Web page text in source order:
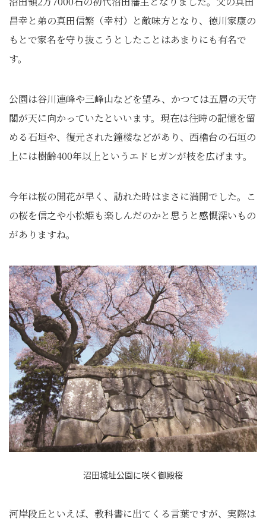
昌幸と弟の真田信繁（幸村）と敵味方となり、徳川家康の
もとで家名を守り抜こうとしたことはあまりにも有名で
す。
公園は谷川連峰や三峰山などを望み、かつては五層の天守
閣が天に向かっていたといいます。現在は往時の記憶を留
める石垣や、復元された鐘楼などがあり、西櫓台の石垣の
上には樹齢400年以上というエドヒガンが枝を広げます。
今年は桜の開花が早く、訪れた時はまさに満開でした。こ
の桜を信之や小松姫も楽しんだのかと思うと感慨深いもの
がありますね。
沼田城址公園に咲く御殿桜
河岸段丘といえば、教科書に出てくる言葉ですが、実際は